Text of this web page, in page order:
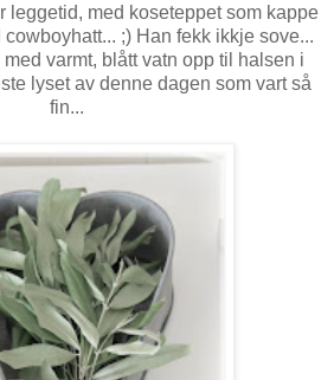
leggetid, med koseteppet som kappe
;) Han fekk ikkje sove...
varmt, blått vatn opp til halsen i
lyset av denne dagen som vart så
fin...